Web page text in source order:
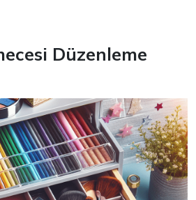
Düzenleme